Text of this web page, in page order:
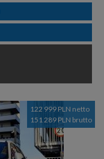
122 999 PLN netto
151 289 PLN brutto